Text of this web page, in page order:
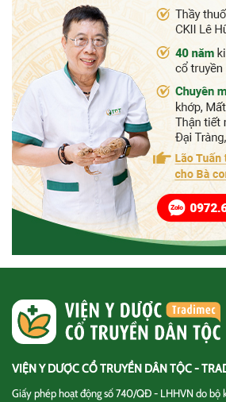
VIỆN Y DƯỢC CỔ TRUYỀN DÂN TỘC -
Giấy phép hoạt động số 740/QĐ - LHHVN do bộ